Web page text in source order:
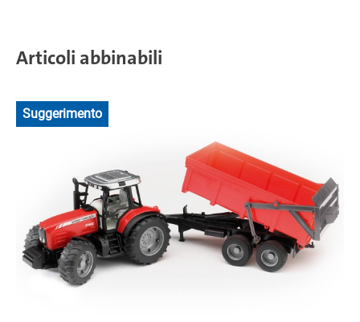
Articoli abbinabili
Suggerimento